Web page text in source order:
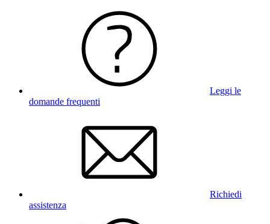
Leggi le
domande frequenti
Richiedi
assistenza